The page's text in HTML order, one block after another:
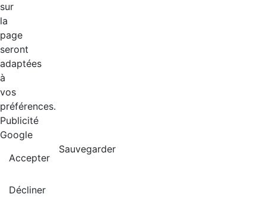
sur
la
page
seront
adaptées
à
vos
préférences.
Publicité
Google
Accepter
Décliner
Sauvegarder